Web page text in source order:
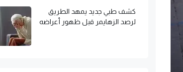
كشف طبي جديد يمهد الطريق
لرصد الزهايمر قبل ظهور أعراضه